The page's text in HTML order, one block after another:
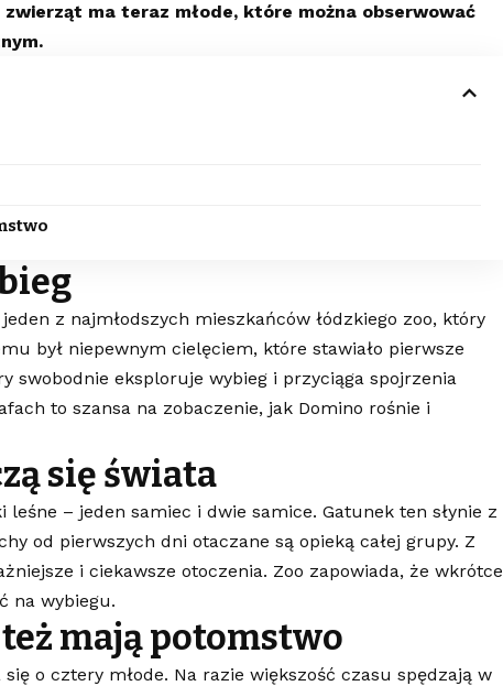
ma teraz młode, które można obserwować
z najmłodszych mieszkańców łódzkiego zoo, który
był niepewnym cielęciem, które stawiało pierwsze
swobodnie eksploruje wybieg i przyciąga spojrzenia
to szansa na zobaczenie, jak Domino rośnie i
się świata
leśne – jeden samiec i dwie samice. Gatunek ten słynie z
od pierwszych dni otaczane są opieką całej grupy. Z
i ciekawsze otoczenia. Zoo zapowiada, że wkrótce
na wybiegu.
mają potomstwo
o cztery młode. Na razie większość czasu spędzają w